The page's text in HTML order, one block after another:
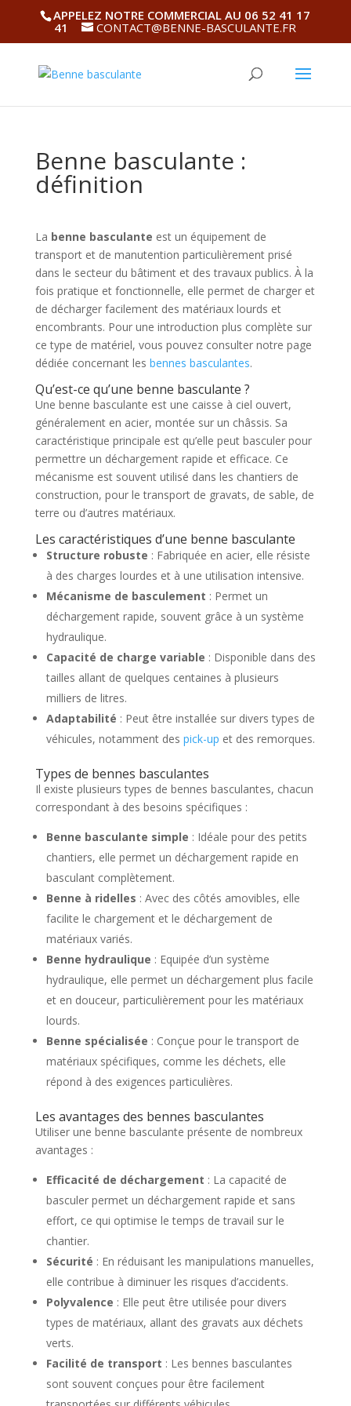
APPELEZ NOTRE COMMERCIAL AU 06 52 41 17
41
CONTACT@BENNE-BASCULANTE.FR
Benne basculante :
définition
La benne basculante est un équipement de
transport et de manutention particulièrement prisé
dans le secteur du bâtiment et des travaux publics. À la
fois pratique et fonctionnelle, elle permet de charger et
de décharger facilement des matériaux lourds et
encombrants. Pour une introduction plus complète sur
ce type de matériel, vous pouvez consulter notre page
dédiée concernant les bennes basculantes.
Qu’est-ce qu’une benne basculante ?
Une benne basculante est une caisse à ciel ouvert,
généralement en acier, montée sur un châssis. Sa
caractéristique principale est qu’elle peut basculer pour
permettre un déchargement rapide et efficace. Ce
mécanisme est souvent utilisé dans les chantiers de
construction, pour le transport de gravats, de sable, de
terre ou d’autres matériaux.
Les caractéristiques d’une benne basculante
Structure robuste : Fabriquée en acier, elle résiste
à des charges lourdes et à une utilisation intensive.
Mécanisme de basculement : Permet un
déchargement rapide, souvent grâce à un système
hydraulique.
Capacité de charge variable : Disponible dans des
tailles allant de quelques centaines à plusieurs
milliers de litres.
Adaptabilité : Peut être installée sur divers types de
véhicules, notamment des pick-up et des remorques.
Types de bennes basculantes
Il existe plusieurs types de bennes basculantes, chacun
correspondant à des besoins spécifiques :
Benne basculante simple : Idéale pour des petits
chantiers, elle permet un déchargement rapide en
basculant complètement.
Benne à ridelles : Avec des côtés amovibles, elle
facilite le chargement et le déchargement de
matériaux variés.
Benne hydraulique : Equipée d’un système
hydraulique, elle permet un déchargement plus facile
et en douceur, particulièrement pour les matériaux
lourds.
Benne spécialisée : Conçue pour le transport de
matériaux spécifiques, comme les déchets, elle
répond à des exigences particulières.
Les avantages des bennes basculantes
Utiliser une benne basculante présente de nombreux
avantages :
Efficacité de déchargement : La capacité de
basculer permet un déchargement rapide et sans
effort, ce qui optimise le temps de travail sur le
chantier.
Sécurité : En réduisant les manipulations manuelles,
elle contribue à diminuer les risques d’accidents.
Polyvalence : Elle peut être utilisée pour divers
types de matériaux, allant des gravats aux déchets
verts.
Facilité de transport : Les bennes basculantes
sont souvent conçues pour être facilement